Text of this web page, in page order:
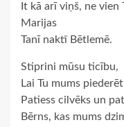
It kā arī viņš, ne
Marijas
Tanī naktī Bētlemē.
Stiprini mūsu ticību,
Lai Tu mums
Patiess cilvēks un
Bērns, kas mums